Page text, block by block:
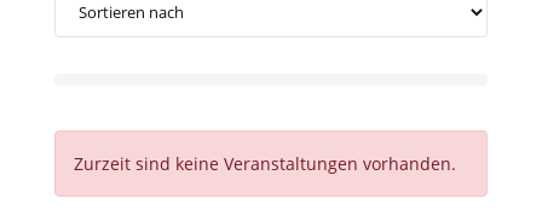
Zurzeit sind keine Veranstaltungen vorhanden.